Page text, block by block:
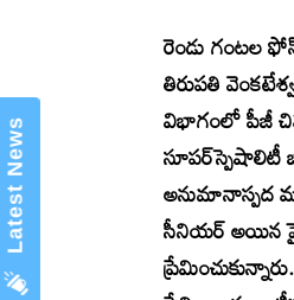
రెండు గంటల
తిరుపతి
విభాగంలో పీజీ
అనుమానాస్పద
సీనియర్‌ అయిన